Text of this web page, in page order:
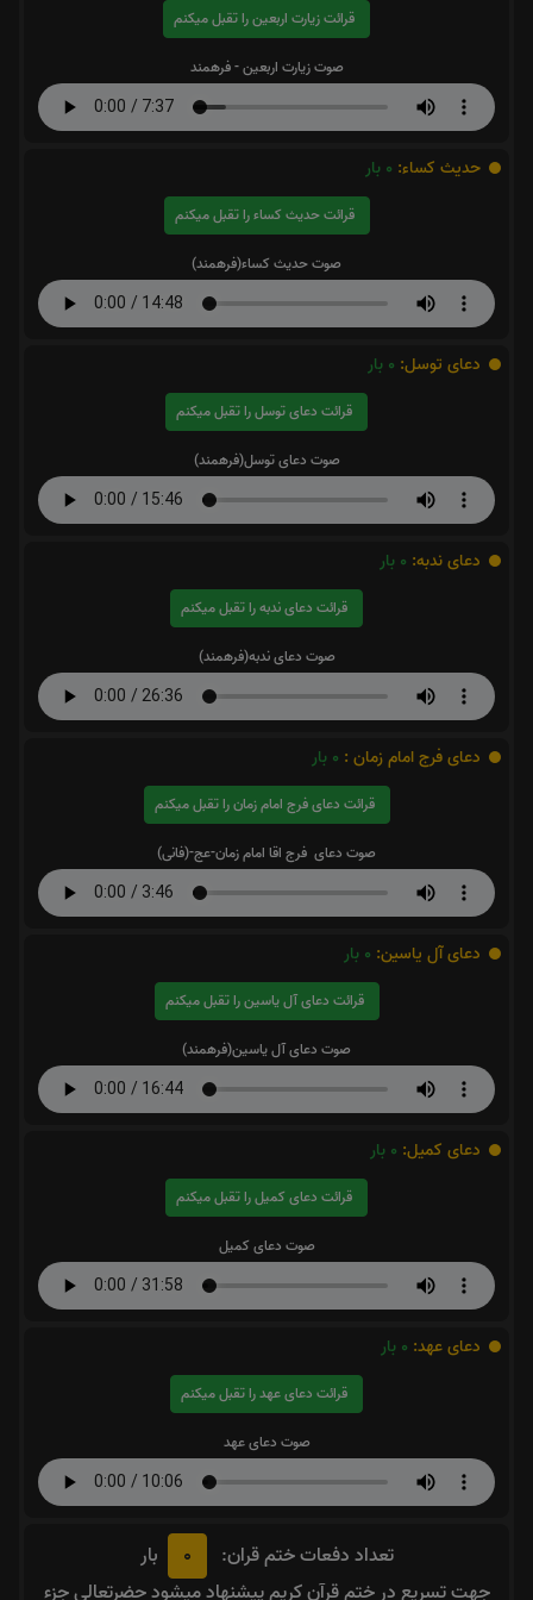
قرائت زیارت اربعین را تقبل میکنم
صوت زیارت اربعین - فرهمند
حدیث کساء: 0 بار
قرائت حدیث کساء را تقبل میکنم
صوت حدیث کساء(فرهمند)
دعای توسل: 0 بار
قرائت دعای توسل را تقبل میکنم
صوت دعای توسل(فرهمند)
دعای ندبه: 0 بار
قرائت دعای ندبه را تقبل میکنم
صوت دعای ندبه(فرهمند)
دعای فرج امام زمان : 0 بار
قرائت دعای فرج امام زمان را تقبل میکنم
صوت دعای فرج اقا امام زمان-عج-(فانی)
دعای آل یاسین: 0 بار
قرائت دعای آل یاسین را تقبل میکنم
صوت دعای آل یاسین(فرهمند)
دعای کمیل: 0 بار
قرائت دعای کمیل را تقبل میکنم
صوت دعای کمیل
دعای عهد: 0 بار
قرائت دعای عهد را تقبل میکنم
صوت دعای عهد
تعداد دفعات ختم قران: 0
بار
جهت تسریع در ختم قرآن کریم پیشنهاد میشود حضرتعالی جزء